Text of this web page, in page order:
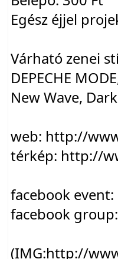
Egész éjjel
Várható zenei
DEPECHE
New Wave,
web: http://
térkép: http://
facebook event:
facebook
(IMG:http://